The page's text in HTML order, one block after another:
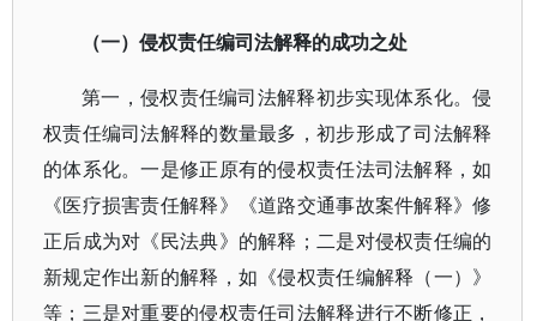
（一）侵权责任编司法解释的成功之处
第一，侵权责任编司法解释初步实现体系化。侵
权责任编司法解释的数量最多，初步形成了司法解释
的体系化。一是修正原有的侵权责任法司法解释，如
《医疗损害责任解释》《道路交通事故案件解释》修
正后成为对《民法典》的解释；二是对侵权责任编的
新规定作出新的解释，如《侵权责任编解释（一）》
等；三是对重要的侵权责任司法解释进行不断修正，